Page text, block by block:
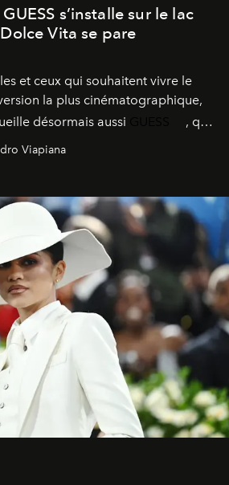
s’installe sur le lac
Vita se pare
et ceux qui souhaitent vivre le
la plus cinématographique,
désormais aussi
, qui
boutiques, hôtels, bateaux et
opérations de style les plus
Viapiana